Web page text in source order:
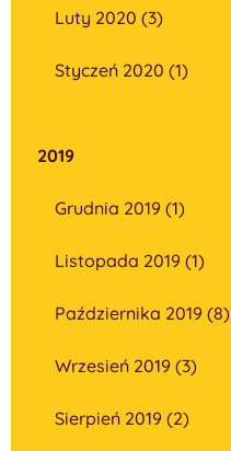
Luty 2020 (3)
Styczeń 2020 (1)
2019
Grudnia 2019 (1)
Listopada 2019 (1)
Października 2019 (8)
Wrzesień 2019 (3)
Sierpień 2019 (2)